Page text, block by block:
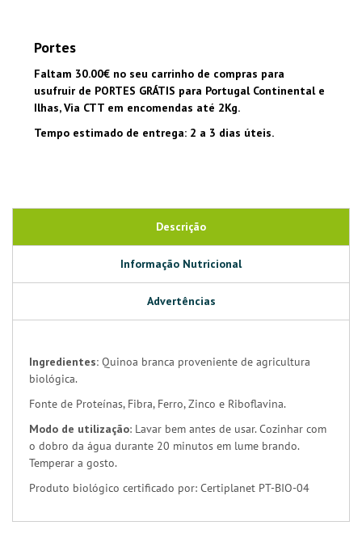
Portes
Faltam 30.00€ no seu carrinho de compras para
usufruir de PORTES GRÁTIS para Portugal Continental e
Ilhas, Via CTT em encomendas até 2Kg.
Tempo estimado de entrega: 2 a 3 dias úteis.
Descrição
Informação Nutricional
Advertências
Ingredientes: Quinoa branca proveniente de agricultura
biológica.
Fonte de Proteínas, Fibra, Ferro, Zinco e Riboflavina.
Modo de utilização: Lavar bem antes de usar. Cozinhar com
o dobro da água durante 20 minutos em lume brando.
Temperar a gosto.
Produto biológico certificado por: Certiplanet PT-BIO-04